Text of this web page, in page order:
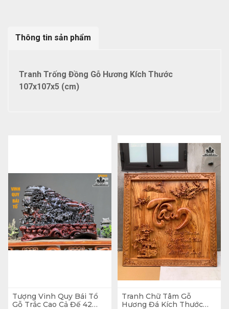
Thông tin sản phẩm
Tranh Trống Đồng Gỗ Hương Kích Thước
107x107x5 (cm)
Tượng Vinh Quy Bái Tổ
Gỗ Trắc Cao Cả Đế 42
Tranh Chữ Tâm Gỗ
Hương Đá Kích Thước